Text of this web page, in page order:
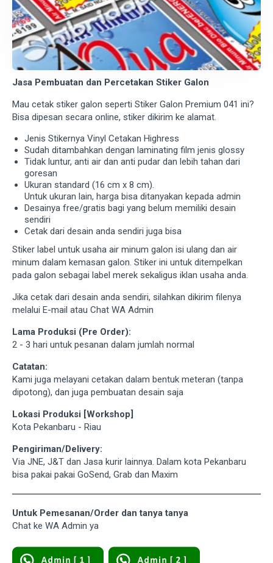
Jasa Pembuatan dan Percetakan Stiker Galon
Mau cetak stiker galon seperti Stiker Galon Premium 041 ini?
Bisa dipesan secara online, stiker dikirim ke alamat.
Jenis Stikernya Vinyl Cetakan Highress
Sudah ditambahkan dengan laminating film jenis glossy
Tidak luntur, anti air dan anti pudar dan lebih tahan dari
goresan
Ukuran standard (16 cm x 8 cm).
Untuk ukuran lain, harga bisa ditanyakan kepada admin
Desainya free/gratis bagi yang belum memiliki desain
sendiri
Cetak dari desain anda sendiri juga bisa
Stiker label untuk usaha air minum galon isi ulang dan air
minum dalam kemasan galon. Stiker ini untuk ditempelkan
pada galon sebagai label merek sekaligus iklan usaha anda.
Jika cetak dari desain anda sendiri, silahkan dikirim filenya
melalui E-mail atau Chat WA Admin
Lama Produksi (Pre Order):
2 - 3 hari untuk pesanan dalam jumlah normal
Catatan:
Kami juga melayani cetakan dalam bentuk meteran (tanpa
dipotong), dan juga pembuatan desain saja
Lokasi Produksi [Workshop]
Kota Pekanbaru - Riau
Pengiriman/Delivery:
Via JNE, J&T dan Jasa kurir lainnya. Dalam kota Pekanbaru
bisa pakai pakai GoSend, Grab dan Maxim
Untuk Pemesanan/Order dan tanya tanya
Chat ke WA Admin ya